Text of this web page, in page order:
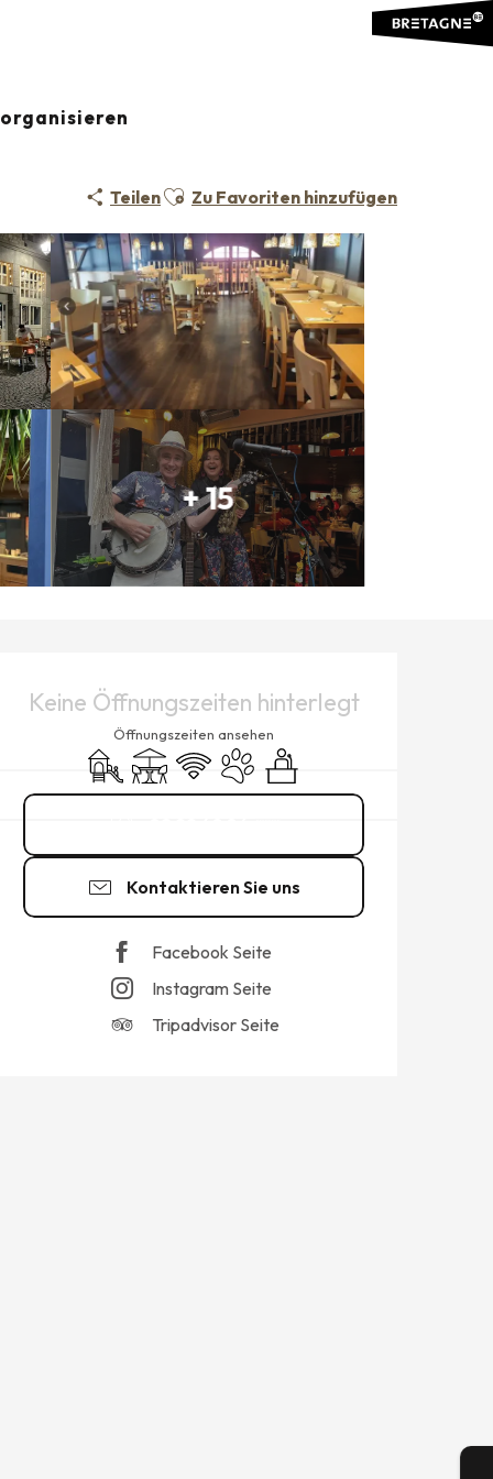
TeilenAjouter aux favoris
Zu Favoriten hinzufügen
+ 15
ÖFFNUNGSZEITEN &
Keine Öffnungszeiten hinterlegt
Öffnungszeiten ansehen
Spiele für Kinder / Spielplatz
TerrasseWi-Fi Tiere erlaubt
Seminare
Kontaktieren Sie uns
Facebook Seite
Instagram Seite
Tripadvisor Seite